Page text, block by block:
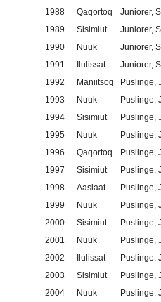
1988
Qaqortoq
Juniorer,
1989
Sisimiut
Juniorer,
1990
Nuuk
Juniorer,
1991
Ilulissat
Juniorer,
1992
Maniitsoq
Puslinge,
1993
Nuuk
Puslinge,
1994
Sisimiut
Puslinge,
1995
Nuuk
Puslinge,
1996
Qaqortoq
Puslinge,
1997
Sisimiut
Puslinge,
1998
Aasiaat
Puslinge,
1999
Nuuk
Puslinge,
2000
Sisimiut
Puslinge,
2001
Nuuk
Puslinge,
2002
Ilulissat
Puslinge,
2003
Sisimiut
Puslinge,
2004
Nuuk
Puslinge,